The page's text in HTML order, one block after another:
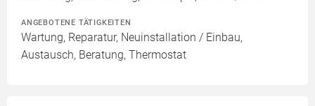
ANGEBOTENE TÄTIGKEITEN
Wartung, Reparatur, Neuinstallation / Einbau,
Austausch, Beratung, Thermostat